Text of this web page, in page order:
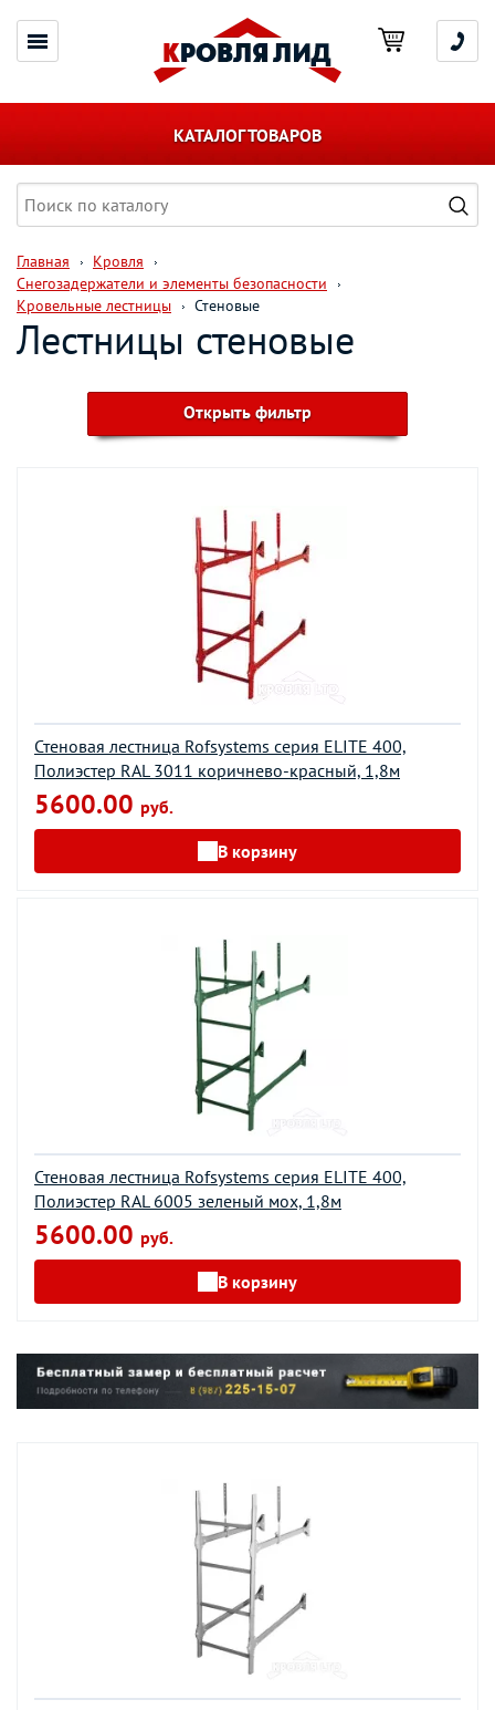
КАТАЛОГ ТОВАРОВ
Главная
Кровля
Снегозадержатели и элементы безопасности
Кровельные лестницы
Стеновые
Лестницы стеновые
Открыть фильтр
Стеновая лестница Rofsystems серия ELITE 400,
Полиэстер RAL 3011 коричнево-красный, 1,8м
5600.00 руб.
В корзину
Стеновая лестница Rofsystems серия ELITE 400,
Полиэстер RAL 6005 зеленый мох, 1,8м
5600.00 руб.
В корзину